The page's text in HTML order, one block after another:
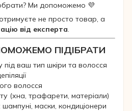
Ми допоможемо 💜
не просто товар, а
від експерта.
ПІДІБРАТИ
ваш тип шкіри та волосся
волосся
(хна, трафарети, матеріали)
маски, кондиціонери